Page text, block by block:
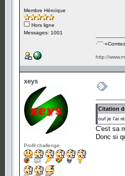
Membre Héroïque
Hors ligne
Messages: 1001
http://
xeys
Profil challenge
Citation
ouf je l'ai
C'est sa
Donc si